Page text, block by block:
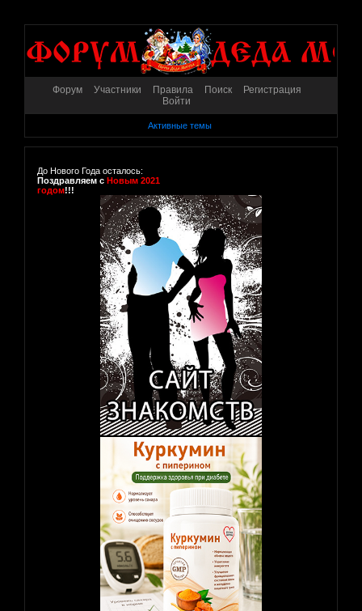
Форум Участники Правила Поиск
Регистрация
Войти
Активные темы
До Нового Года осталось:
Поздравляем с Новым 2021
годом!!!